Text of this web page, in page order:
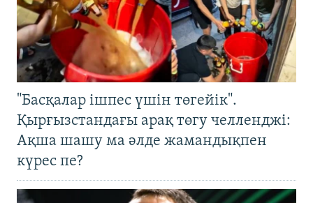
"Басқалар ішпес үшін төгейік".
Қырғызстандағы арақ төгу челленджі:
Ақша шашу ма әлде жамандықпен
күрес пе?